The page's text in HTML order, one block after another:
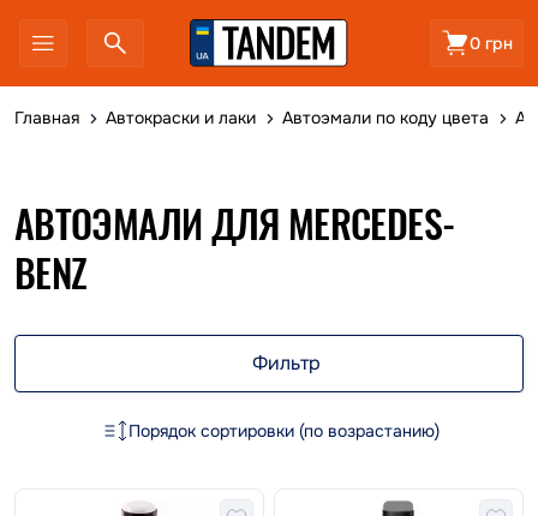
0 грн
Главная Автокраски и лаки Автоэмали по коду цвета
АВТОЭМАЛИ ДЛЯ MERCEDES-
BENZ
Фильтр
Порядок сортировки (по возрастанию)